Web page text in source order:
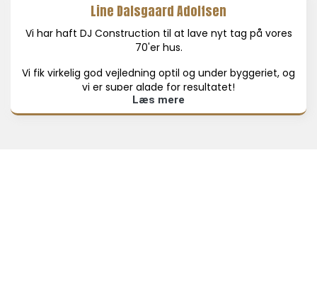
Line Dalsgaard Adolfsen
Vi har haft DJ Construction til at lave nyt tag på vores
70'er hus.
Vi fik virkelig god vejledning optil og under byggeriet, og
vi er super glade for resultatet!
Masser af anbefalinger herfra!
Læs mere